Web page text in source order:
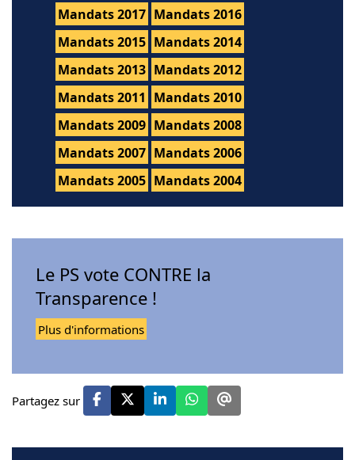
Mandats 2017 Mandats 2016
Mandats 2015 Mandats 2014
Mandats 2013 Mandats 2012
Mandats 2011 Mandats 2010
Mandats 2009 Mandats 2008
Mandats 2007 Mandats 2006
Mandats 2005 Mandats 2004
Le PS vote CONTRE la
Transparence !
Plus d'informations
Partagez sur